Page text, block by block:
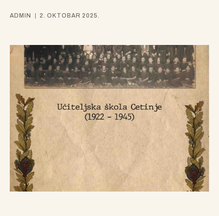
ADMIN 2. OKTOBAR 2025.